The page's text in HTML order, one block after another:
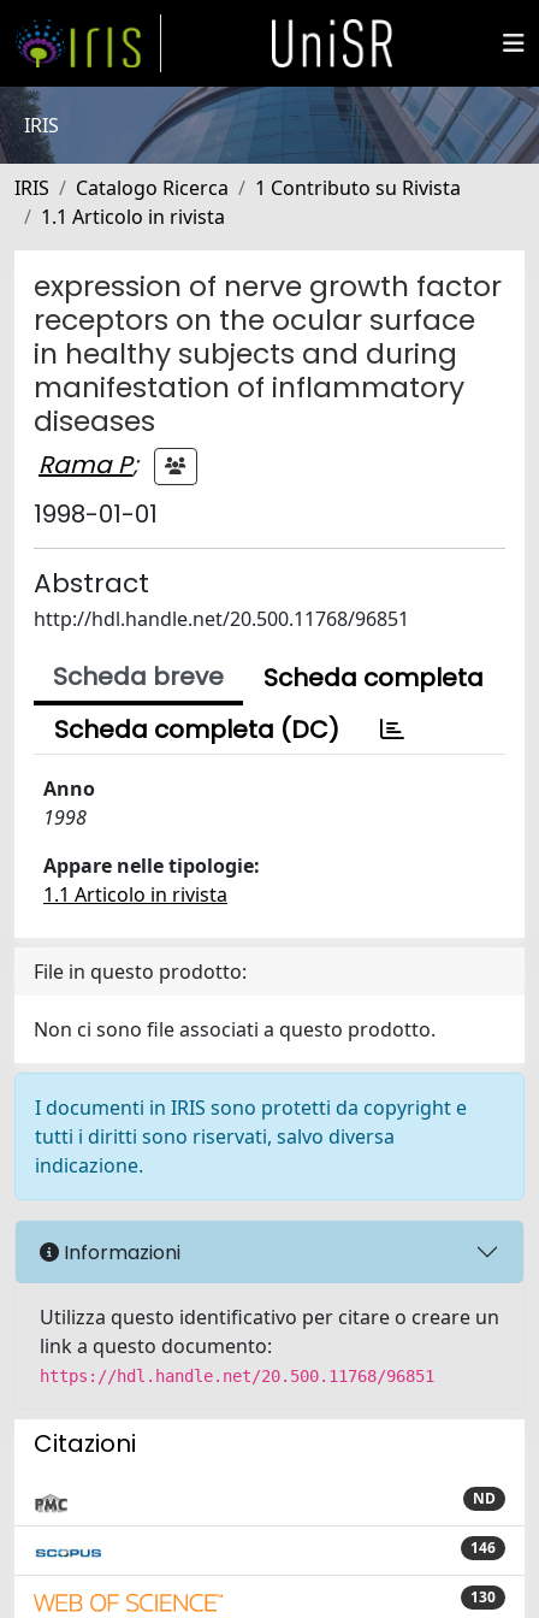
IRIS
IRIS Catalogo Ricerca
1 Contributo su Rivista
1.1 Articolo in rivista
expression of nerve growth factor
receptors on the ocular surface
in healthy subjects and during
manifestation of inflammatory
diseases
Rama P;
1998-01-01
Abstract
http://hdl.handle.net/20.500.11768/96851
Scheda breve
Scheda completa
Scheda completa (DC)
Anno
1998
Appare nelle tipologie:
1.1 Articolo in rivista
File in questo prodotto:
Non ci sono file associati a questo prodotto.
I documenti in IRIS sono protetti da copyright e
tutti i diritti sono riservati, salvo diversa
indicazione.
Informazioni
Utilizza questo identificativo per citare o creare un
link a questo documento:
https://hdl.handle.net/20.500.11768/96851
Citazioni
ND
146
130